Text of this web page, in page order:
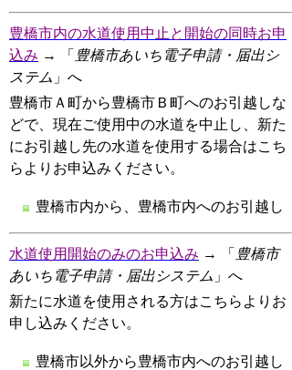
豊橋市内の水道使用中止と開始の同時お申
込み → 「 豊橋市あいち電子申請・届出シ
ステム 」へ
豊橋市Ａ町から豊橋市Ｂ町へのお引越しな
どで、現在ご使用中の水道を中止し、新た
にお引越し先の水道を使用する場合はこち
らよりお申込みください。
豊橋市内から、豊橋市内へのお引越し
水道使用開始のみのお申込み → 「 豊橋市
あいち電子申請・届出システム 」へ
新たに水道を使用される方はこちらよりお
申し込みください。
豊橋市以外から豊橋市内へのお引越し